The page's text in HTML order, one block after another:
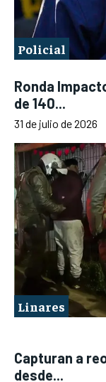
Policial
Ronda
de 140...
31 de julio de 2026
Linares
Capturan a
desde...